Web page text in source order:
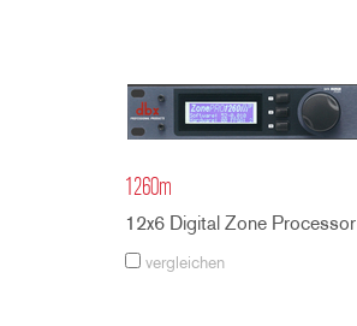
1260m
12x6 Digital Zone Processor
vergleichen